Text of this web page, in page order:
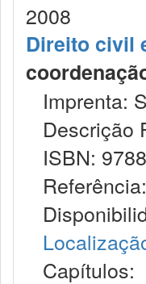
2008
Direito civil
Imprenta:
Descrição
ISBN:
Capítulos: